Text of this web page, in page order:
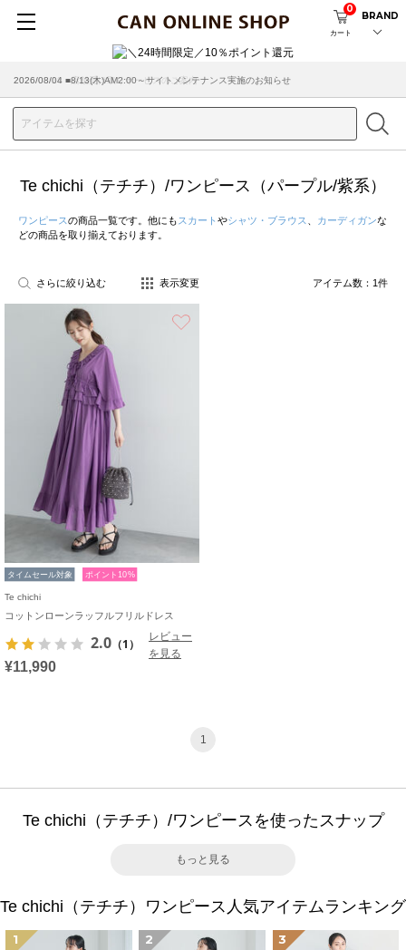
カート
0
BRAND
2026/08/04 ■8/13(木)AM2:00～サイトメンテナンス実施のお知らせ
2026/03/18 ■店舗受け取りサービスのご案内
Te chichi（テチチ）/ワンピース（パープル/紫系）
ワンピースの商品一覧です。他にも スカート やシャツ・ブラウス カーディガンな
どの商品を取り揃えております。
さらに絞り込む 表示変更 アイテム数： 1件
タイムセール対象 ポイント10%
Te chichi
コットンローンラッフルフリルドレス
2.0 （1）
レビュー
を見る
¥11,990
1
Te chichi（テチチ）/ワンピースを使ったスナップ
もっと見る
Te chichi（テチチ）ワンピース人気アイテムランキング
1 2 3